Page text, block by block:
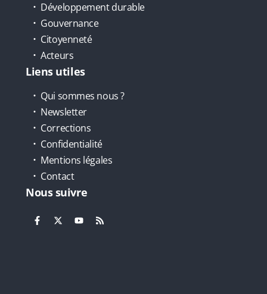
Développement durable
Gouvernance
Citoyenneté
Acteurs
Liens utiles
Qui sommes nous ?
Newsletter
Corrections
Confidentialité
Mentions légales
Contact
Nous suivre